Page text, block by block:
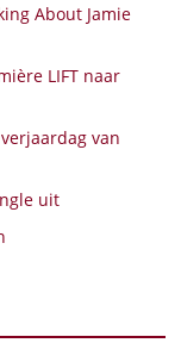
About Jamie
LIFT naar
van
uit